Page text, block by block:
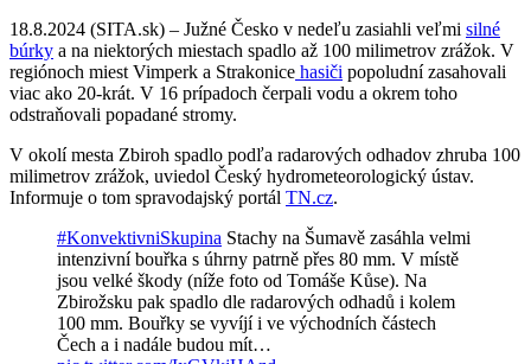
18.8.2024 (SITA.sk) – Južné Česko v nedeľu zasiahli veľmi silné
búrky a na niektorých miestach spadlo až 100 milimetrov zrážok. V
regiónoch miest Vimperk a Strakonice hasiči popoludní zasahovali
viac ako 20-krát. V 16 prípadoch čerpali vodu a okrem toho
odstraňovali popadané stromy.
V okolí mesta Zbiroh spadlo podľa radarových odhadov zhruba 100
milimetrov zrážok, uviedol Český hydrometeorologický ústav.
Informuje o tom spravodajský portál TN.cz.
#KonvektivniSkupina Stachy na Šumavě zasáhla velmi
intenzivní bouřka s úhrny patrně přes 80 mm. V místě
jsou velké škody (níže foto od Tomáše Kůse). Na
Zbirožsku pak spadlo dle radarových odhadů i kolem
100 mm. Bouřky se vyvíjí i ve východních částech
Čech a i nadále budou mít…